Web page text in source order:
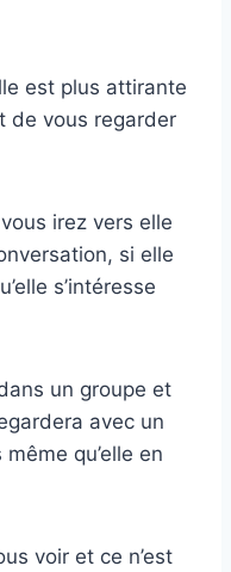
est plus attirante
de vous regarder
irez vers elle
si elle
s’intéresse
un groupe et
avec un
qu’elle en
voir et ce n’est